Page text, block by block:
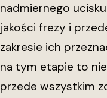
nadmiernego
jakości frezy i
zakresie ich
na tym etapie to
przede wszystkim